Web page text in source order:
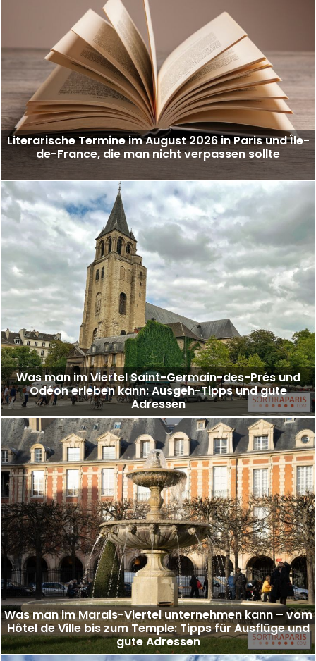
Literarische Termine im August 2026 in Paris und Île-
de-France, die man nicht verpassen sollte
Was man im Viertel Saint-Germain-des-Prés und
Odéon erleben kann: Ausgeh-Tipps und gute
Adressen
Was man im Marais-Viertel unternehmen kann – vom
Hôtel de Ville bis zum Temple: Tipps für Ausflüge und
gute Adressen